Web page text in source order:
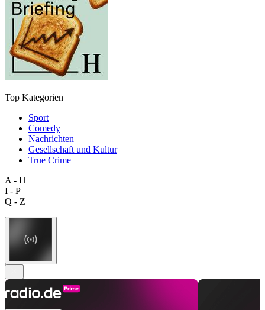
Top Kategorien
Sport
Comedy
Nachrichten
Gesellschaft und Kultur
True Crime
A - H
I - P
Q - Z